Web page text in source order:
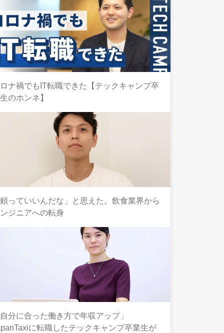
ナ禍でもIT転職できた【テックキャンプ卒
のホンネ】
っていいんだな」と思えた。飲食業界から
ジニアへの転身
分に合った働き方で年収アップ」
に転職したテックキャンプ卒業生が